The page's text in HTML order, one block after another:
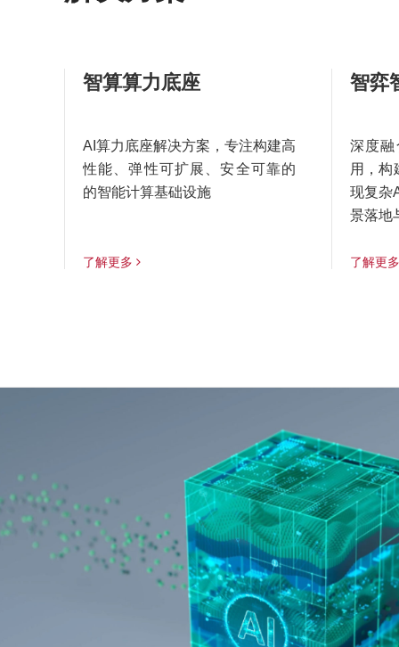
智算算力底座
AI算力底座解决方案，专注构建高
性能、弹性可扩展、安全可靠的
的智能计算基础设施
了解更多
智弈
深度
用，构
现复杂
景落地
了解更